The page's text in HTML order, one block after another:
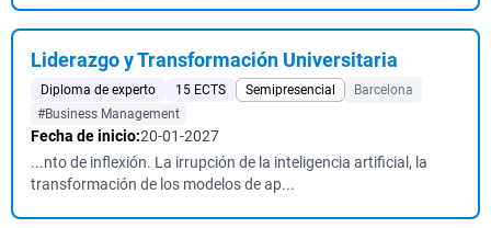
Liderazgo y Transformación Universitaria
Diploma de experto 15 ECTS Semipresencial
Barcelona
#Business Management
Fecha de inicio:20-01-2027
...nto de inflexión. La irrupción de la inteligencia artificial, la
transformación de los modelos de ap...